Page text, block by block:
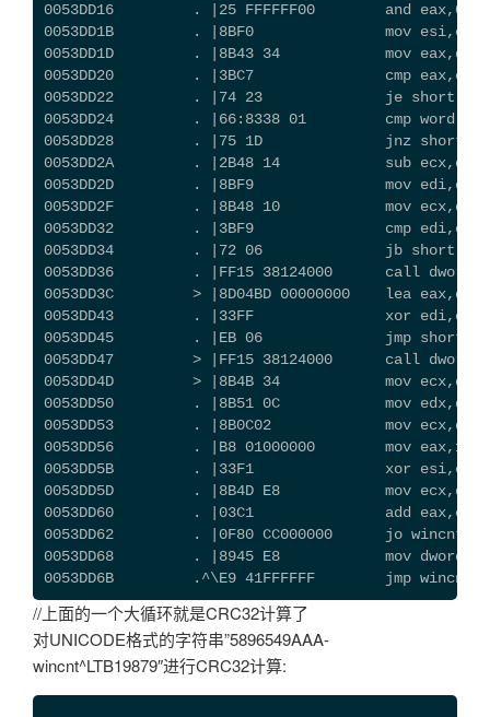
0053DD16         . |25 FFFFFF00        and
0053DD1B         . |8BF0               mov esi,eax
0053DD1D         . |8B43 34            mov
0053DD20         . |3BC7               cmp eax,edi
0053DD22         . |74 23              je short
0053DD24         . |66:8338 01         cmp word
0053DD28         . |75 1D              jnz short
0053DD2A         . |2B48 14            sub
0053DD2D         . |8BF9               mov edi,ecx
0053DD2F         . |8B48 10            mov
0053DD32         . |3BF9               cmp edi,ecx
0053DD34         . |72 06              jb short
0053DD36         . |FF15 38124000      call dword
0053DD3C         > |8D04BD 00000000    lea
0053DD43         . |33FF               xor edi,edi
0053DD45         . |EB 06              jmp short
0053DD47         > |FF15 38124000      call dword
0053DD4D         > |8B4B 34            mov
0053DD50         . |8B51 0C            mov
0053DD53         . |8B0C02             mov
0053DD56         . |B8 01000000        mov eax,1
0053DD5B         . |33F1               xor esi,ecx
0053DD5D         . |8B4D E8            mov
0053DD60         . |03C1               add eax,ecx
0053DD62         . |0F80 CC000000      jo
0053DD68         . |8945 E8            mov
0053DD6B         .^\E9 41FFFFFF        jmp
//上面的一个大循环就是CRC32计算了
对UNICODE格式的字符串”5896549AAA-
wincnt^LTB19879″进行CRC32计算: